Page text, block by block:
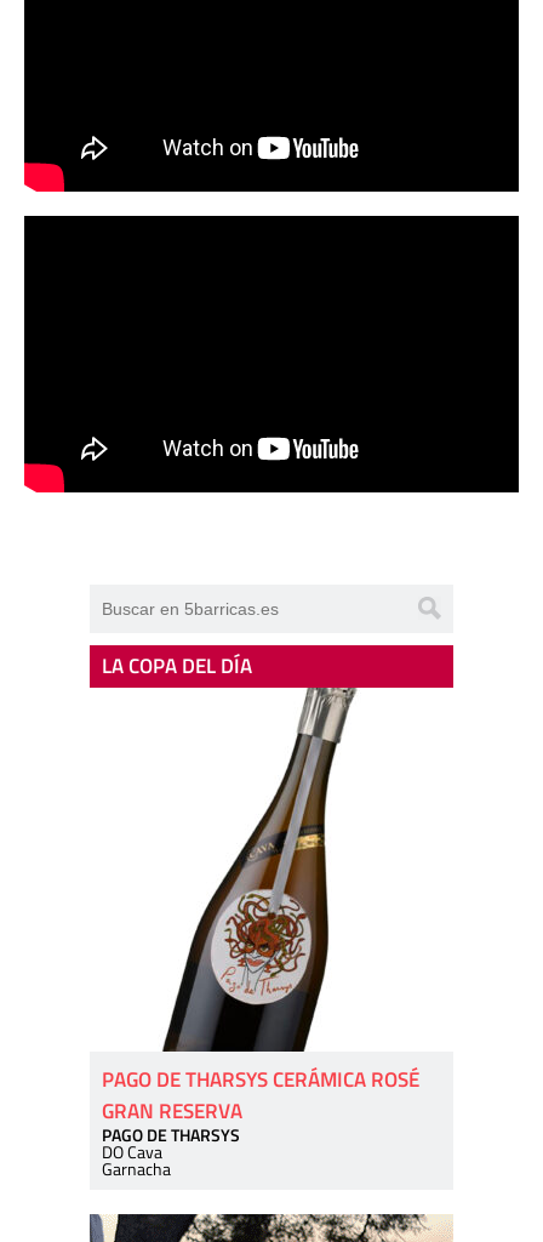
LA COPA DEL DÍA
PAGO DE THARSYS CERÁMICA ROSÉ
GRAN RESERVA
PAGO DE THARSYS
DO Cava
Garnacha